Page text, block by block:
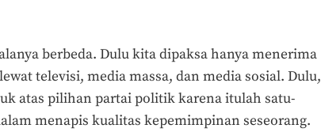
berbeda. Dulu kita dipaksa hanya menerima
televisi, media massa, dan media sosial. Dulu,
atas pilihan partai politik karena itulah satu-
menapis kualitas kepemimpinan seseorang.